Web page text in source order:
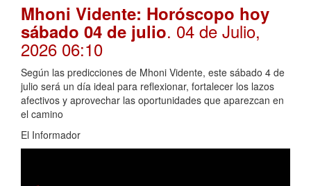
Mhoni Vidente: Horóscopo hoy
sábado 04 de julio. 04 de Julio,
2026 06:10
Según las predicciones de Mhoni Vidente, este sábado 4 de
julio será un día ideal para reflexionar, fortalecer los lazos
afectivos y aprovechar las oportunidades que aparezcan en
el camino
El Informador